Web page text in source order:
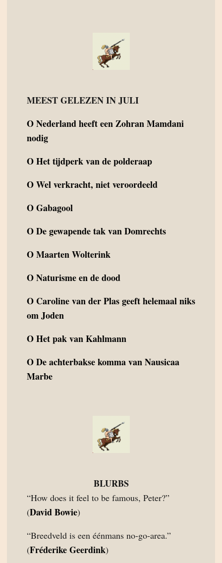
MEEST GELEZEN IN JULI
ONederland heeft een Zohran Mamdani
nodig
OHet tijdperk van de polderaap
OWel verkracht, niet veroordeeld
OGabagool
ODe gewapende tak van Domrechts
OMaarten Wolterink
ONaturisme en de dood
O Caroline van der Plas geeft helemaal niks
om Joden
OHet pak van Kahlmann
ODe achterbakse komma van Nausicaa
Marbe
BLURBS
“How does it feel to be famous, Peter?”
(David Bowie)
“Breedveld is een éénmans no-go-area.”
(Fréderike Geerdink)